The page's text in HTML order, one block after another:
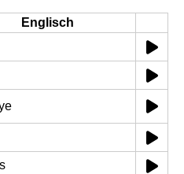
Englisch